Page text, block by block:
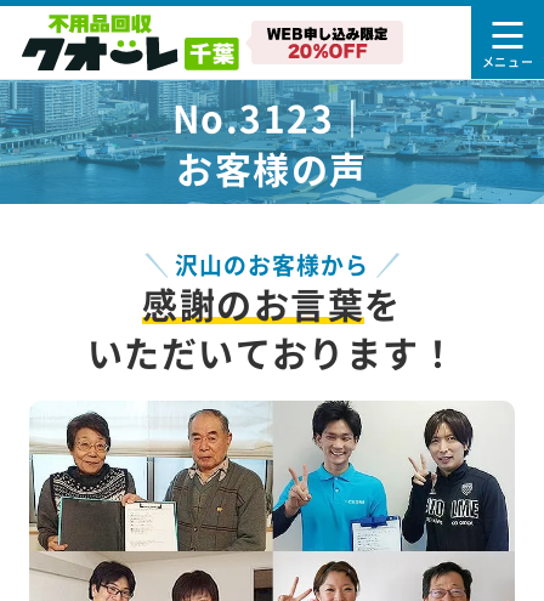
No.3123｜
お客様の声
沢山のお客様から
感謝のお言葉を
いただいております！